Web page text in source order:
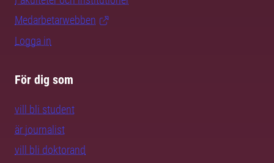
Medarbetarwebben
Logga in
För dig som
vill bli student
är journalist
vill bli doktorand